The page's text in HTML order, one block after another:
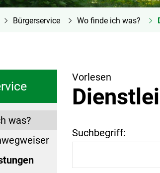
Bürgerservice Wo finde ich was?
was?
Vorlesen
Suchbegriff: